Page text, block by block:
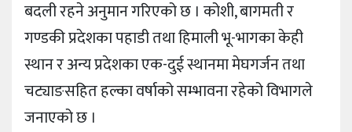
बदली रहने अनुमान गरिएको छ । कोशी, बागमती र
गण्डकी प्रदेशका पहाडी तथा हिमाली भू-भागका केही
स्थान र अन्य प्रदेशका एक-दुई स्थानमा मेघगर्जन तथा
चट्याङसहित हल्का वर्षाको सम्भावना रहेको विभागले
जनाएको छ ।